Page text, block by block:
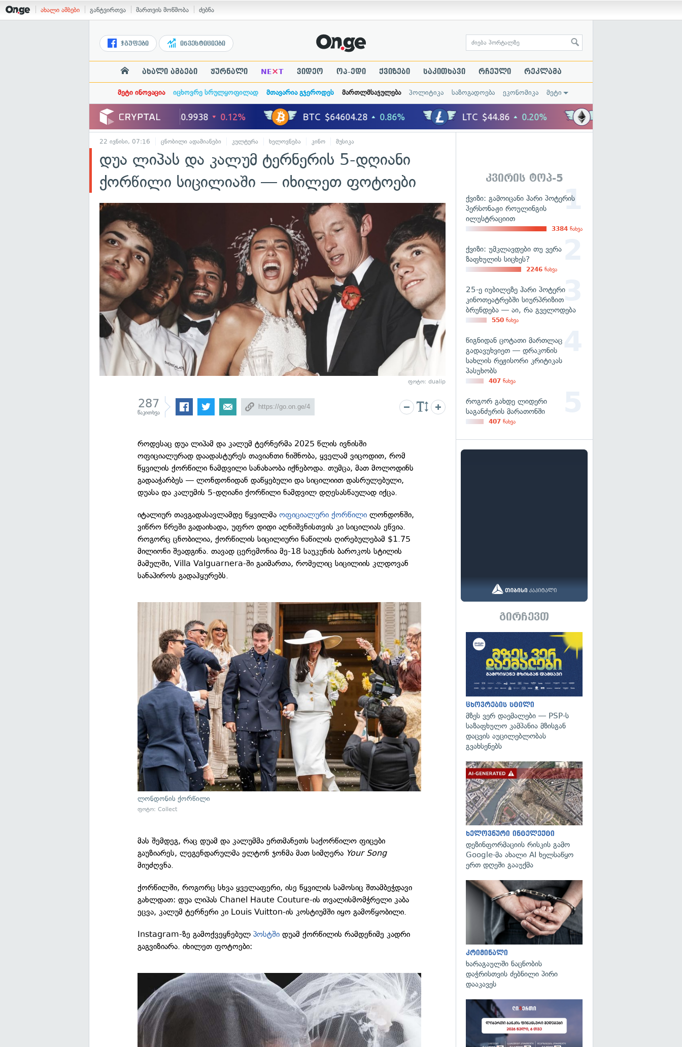
ახალი ამბები განტვირთვა მართვის მოწმობა ძებნა
ჯგუფები ინვესტიციები
ახალი ამბები ჟურნალი NE×T ვიდეო ოპ-ედი ქვიზები საკითხავი რჩეული რეკლამა
მეტი ინოვაცია იცხოვრე სრულყოფილად მთავარია გჯეროდეს მართლმსაჯულება პოლიტიკა საზოგადოება ეკონომიკა მეტი
22 ივნისი, 07:16 ცნობილი ადამიანები კულტურა ხელოვნება კინო მუსიკა
დუა ლიპას და კალუმ ტერნერის 5-დღიანი
ქორწილი სიცილიაში — იხილეთ ფოტოები
ფოტო: dualip
287
წაკითხვა
როდესაც დუა ლიპამ და კალუმ ტერნერმა 2025 წლის ივნისში
ოფიციალურად დაადასტურეს თავიანთი ნიშნობა, ყველამ ვიცოდით, რომ
წყვილის ქორწილი ნამდვილი სანახაობა იქნებოდა. თუმცა, მათ მოლოდინს
გადააჭარბეს — ლონდონიდან დაწყებული და სიცილიით დასრულებული,
დუასა და კალუმის 5-დღიანი ქორწილი ნამდვილ დღესასწაულად იქცა.
იტალიურ თავგადასავლამდე წყვილმაოფიციალური ქორწილი ლონდონში,
ვიწრო წრეში გადაიხადა, უფრო დიდი აღნიშვნისთვის კი სიცილიას ეწვია.
როგორც ცნობილია, ქორწილის სიცილიური ნაწილის ღირებულებამ $1.75
მილიონი შეადგინა. თავად ცერემონია მე-18 საუკუნის ბაროკოს სტილის
მამულში, Villa Valguarnera-ში გაიმართა, რომელიც სიცილიის კლდოვან
სანაპიროს გადაჰყურებს.
ლონდონის ქორწილი
ფოტო: Collect
მას შემდეგ, რაც დუამ და კალუმმა ერთმანეთს საქორწილო ფიცები
გაუზიარეს, ლეგენდარულმა ელტონ ჯონმა მათ სიმღერა Your Song
მიუძღვნა.
ქორწილში, როგორც სხვა ყველაფერი, ისე წყვილის სამოსიც შთამბეჭდავი
გახლდათ: დუა ლიპას Chanel Haute Couture-ის თვალისმომჭრელი კაბა
ეცვა, კალუმ ტერნერი კი Louis Vuitton-ის კოსტიუმში იყო გამოწყობილი.
Instagram-ზე გამოქვეყნებულპოსტში დუამ ქორწილის რამდენიმე კადრი
გაგვიზიარა. იხილეთ ფოტოები:
კვირის ტოპ-5
ქვიზი: გამოიცანი ჰარი პოტერის
პერსონაჟი როულინგის
ილუსტრაციით
3384 ნახვა
ქვიზი: უმკლავდები თუ ვერა
ზაფხულის სიცხეს?
2246 ნახვა
25-ე იუბილეზე ჰარი პოტერი
კინოთეატრებში სიურპრიზით
ბრუნდება — აი, რა გველოდება
550 ნახვა
წიგნიდან ცოტათი მართლაც
გადავუხვიეთ — დრაკონის
სახლის რეჟისორი კრიტიკას
პასუხობს
407 ნახვა
როგორ გახდე ლიდერი
საგანძურის მარათონში
407 ნახვა
გირჩევთ
ცხოვრების სტილი
მზეს ვერ დაემალები — PSP-ს
საზაფხულო კამპანია მზისგან
დაცვის აუცილებლობას
გვახსენებს
ხელოვნური ინტელექტი
დეზინფორმაციის რისკის გამო
Google-მა ახალი AI ხელსაწყო
ერთ დღეში გააუქმა
კრიმინალი
ხარაგაულში ნაცნობის
დაჭრისთვის ძებნილი პირი
დააკავეს